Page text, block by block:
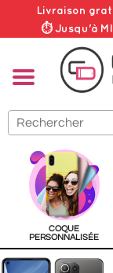
Livraison
⏱ Jusqu'à
COQUE
PERSONNALISÉE